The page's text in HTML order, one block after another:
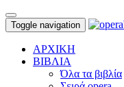
Toggle navigation
ΑΡΧΙΚΗ
ΒΙΒΛΙΑ
Όλα τα βιβλία